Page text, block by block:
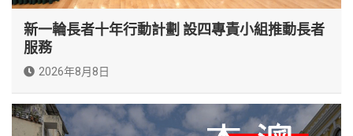
新一輪長者十年行動計劃 設四專責小組推動長者
服務
2026年8月8日